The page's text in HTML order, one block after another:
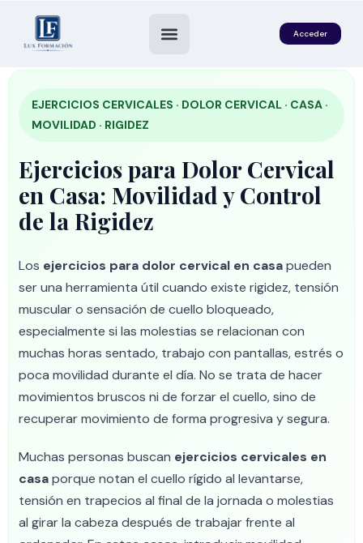
Acceder
EJERCICIOS CERVICALES · DOLOR CERVICAL · CASA ·
MOVILIDAD · RIGIDEZ
Ejercicios para Dolor Cervical
en Casa: Movilidad y Control
de la Rigidez
Los ejercicios para dolor cervical en casapueden
ser una herramienta útil cuando existe rigidez, tensión
muscular o sensación de cuello bloqueado,
especialmente si las molestias se relacionan con
muchas horas sentado, trabajo con pantallas, estrés o
poca movilidad durante el día. No se trata de hacer
movimientos bruscos ni de forzar el cuello, sino de
recuperar movimiento de forma progresiva y segura.
Muchas personas buscan ejercicios cervicales en
casaporque notan el cuello rígido al levantarse,
tensión en trapecios al final de la jornada o molestias
al girar la cabeza después de trabajar frente al